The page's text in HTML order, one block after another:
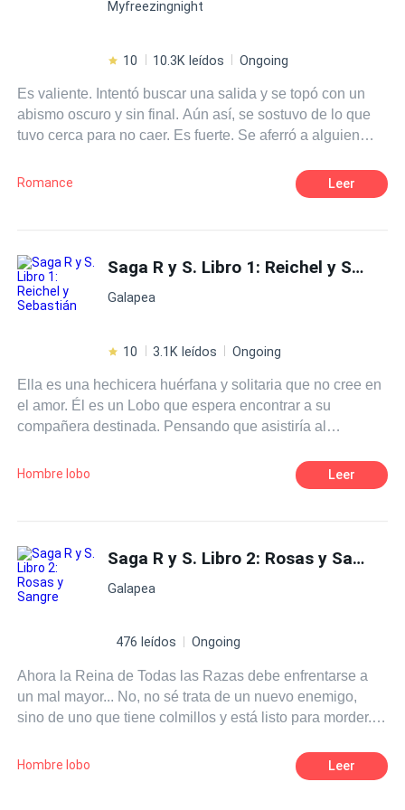
Myfreezingnight
10 10.3K leídos Ongoing
Es valiente. Intentó buscar una salida y se topó con un
abismo oscuro y sin final. Aún así, se sostuvo de lo que
tuvo cerca para no caer. Es fuerte. Se aferró a alguien
algún día cambiará. Pero es humano, no todo podrá
retenerlo en una sonrisa. A veces, es inevitable caer
Romance Leer
Saga R y S. Libro 1: Reichel y Sebastián
Galapea
10 3.1K leídos Ongoing
Ella es una hechicera huérfana y solitaria que no cree en
el amor. Él es un Lobo que espera encontrar a su
compañera destinada. Pensando que asistiría al
que afirma ser el compañero que el destino le impuso.
¿Dejara de ser una solitaria? ¿Aceptara que él sea parte
Saga R y S.
Hombre lobo Leer
Saga R y S. Libro 2: Rosas y Sangre
Galapea
476 leídos Ongoing
Ahora la Reina de Todas las Razas debe enfrentarse a
un mal mayor... No, no sé trata de un nuevo enemigo,
sino de uno que tiene colmillos y está listo para morder.
su pareja y también en el proceso evitar que su papá no
le arranque la cabeza en el proceso, ya que el perrito
Hombre lobo Leer